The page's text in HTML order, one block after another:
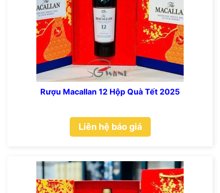
Rượu Macallan 12 Hộp Quà Tết 2025
Liên hệ báo giá